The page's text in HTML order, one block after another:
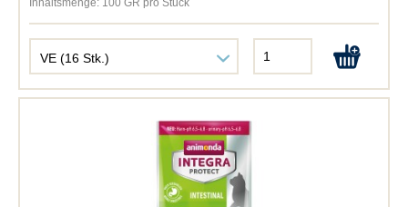
Inhaltsmenge: 100 GR pro Stück